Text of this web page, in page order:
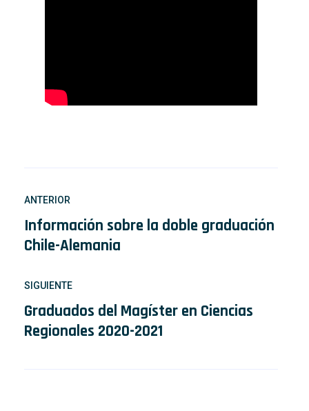
ANTERIOR
Información sobre la doble graduación
Chile-Alemania
SIGUIENTE
Graduados del Magíster en Ciencias
Regionales 2020-2021